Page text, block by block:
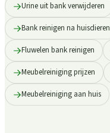
Urine uit bank verwijderen
Bank reinigen na huisdieren
Fluwelen bank reinigen
Meubelreiniging prijzen
Meubelreiniging aan huis